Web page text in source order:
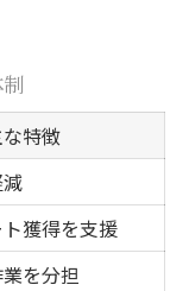
特徴
獲得を支援
を分担